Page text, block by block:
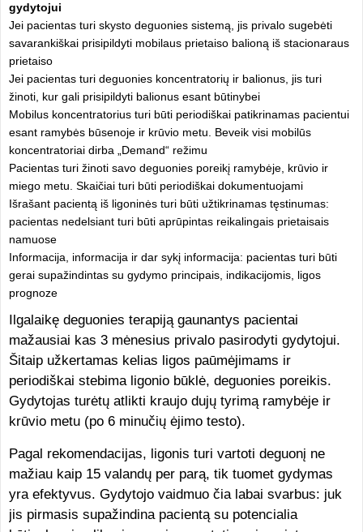
gydytojui
Jei pacientas turi skysto deguonies sistemą, jis privalo sugebėti
savarankiškai prisipildyti mobilaus prietaiso balioną iš stacionaraus
prietaiso
Jei pacientas turi deguonies koncentratorių ir balionus, jis turi
žinoti, kur gali prisipildyti balionus esant būtinybei
Mobilus koncentratorius turi būti periodiškai patikrinamas pacientui
esant ramybės būsenoje ir krūvio metu. Beveik visi mobilūs
koncentratoriai dirba „Demand“ režimu
Pacientas turi žinoti savo deguonies poreikį ramybėje, krūvio ir
miego metu. Skaičiai turi būti periodiškai dokumentuojami
Išrašant pacientą iš ligoninės turi būti užtikrinamas tęstinumas:
pacientas nedelsiant turi būti aprūpintas reikalingais prietaisais
namuose
Informacija, informacija ir dar sykį informacija: pacientas turi būti
gerai supažindintas su gydymo principais, indikacijomis, ligos
prognoze
Ilgalaikę deguonies terapiją gaunantys pacientai
mažausiai kas 3 mėnesius privalo pasirodyti gydytojui.
Šitaip užkertamas kelias ligos paūmėjimams ir
periodiškai stebima ligonio būklė, deguonies poreikis.
Gydytojas turėtų atlikti kraujo dujų tyrimą ramybėje ir
krūvio metu (po 6 minučių ėjimo testo).
Pagal rekomendacijas, ligonis turi vartoti deguonį ne
mažiau kaip 15 valandų per parą, tik tuomet gydymas
yra efektyvus. Gydytojo vaidmuo čia labai svarbus: juk
jis pirmasis supažindina pacientą su potencialia